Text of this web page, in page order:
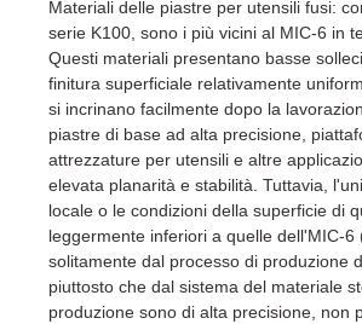
Materiali delle piastre per utensili fusi:
serie K100, sono i più vicini al MIC-6 in
Questi materiali presentano basse
finitura superficiale relativamente
si incrinano facilmente dopo la
piastre di base ad alta precisione,
attrezzature per utensili e altre
elevata planarità e stabilità. Tuttavia,
locale o le condizioni della superficie di
leggermente inferiori a quelle dell'MIC-6
solitamente dal processo di produzione
piuttosto che dal sistema del materiale
produzione sono di alta precisione, non